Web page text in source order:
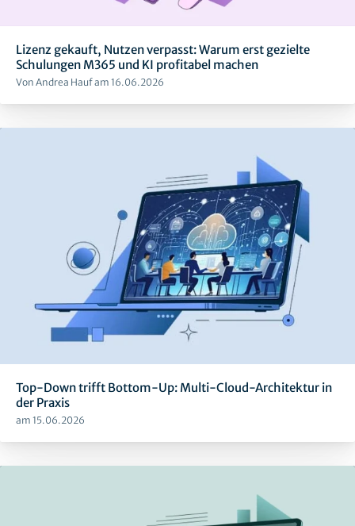
Lizenz gekauft, Nutzen verpasst: Warum erst gezielte
Schulungen M365 und KI profitabel machen
Von Andrea Hauf am 16.06.2026
Top-Down trifft Bottom-Up: Multi-Cloud-Architektur in
der Praxis
am 15.06.2026